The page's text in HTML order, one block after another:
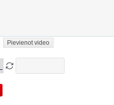
Pievienot video